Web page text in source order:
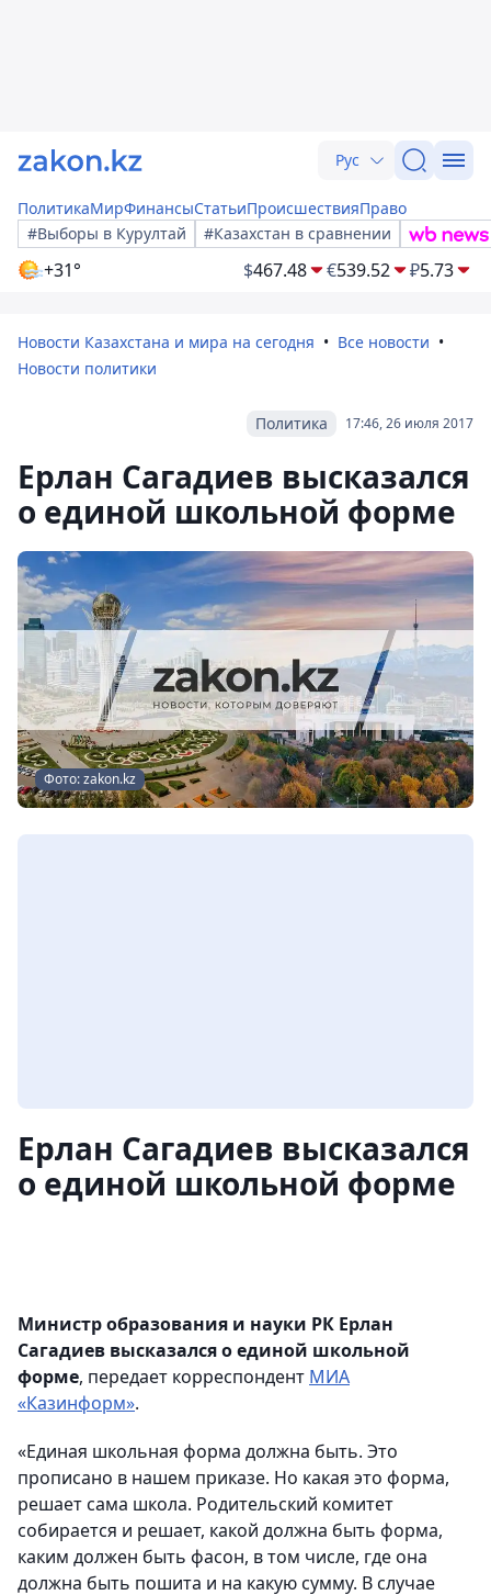
Рус
ПолитикаМирФинансыСтатьиПроисшествияПраво
#Выборы в Курултай
#Казахстан в сравнении
+31° $467.48 €539.52 ₽5.73
Новости Казахстана и мира на сегодня
Все новости
Новости политики
17:46, 26 июля 2017
Политика
Ерлан Сагадиев высказался
о единой школьной форме
Фото: zakon.kz
Ерлан Сагадиев высказался
о единой школьной форме
Министр образования и науки РК Ерлан
Сагадиев высказался о единой школьной
форме, передает корреспондент МИА
«Казинформ».
«Единая школьная форма должна быть. Это
прописано в нашем приказе. Но какая это форма,
решает сама школа. Родительский комитет
собирается и решает, какой должна быть форма,
каким должен быть фасон, в том числе, где она
должна быть пошита и на какую сумму. В случае